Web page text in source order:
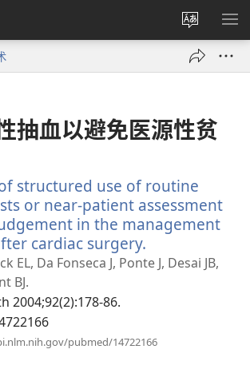
更
改
网
言
显
抽血以避免医源性贫
structured use of routine
or near-patient assessment
in the management
cardiac surgery.
开
EL, Da Fonseca J, Ponte J, Desai JB,
BJ.
2004;92(2):178-86.
pubmed/14722166